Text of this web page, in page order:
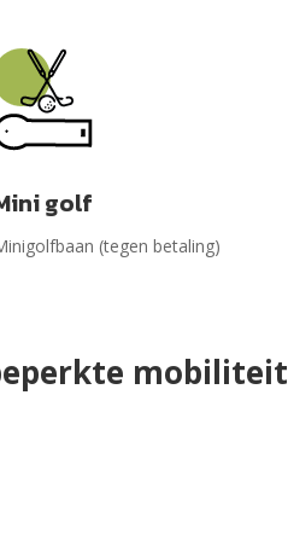
golf
(tegen betaling)
mobiliteit